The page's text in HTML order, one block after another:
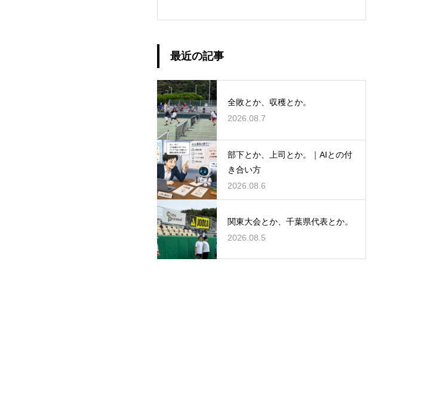
最近の記事
全敗とか、収穫とか。
2026.08.7
部下とか、上司とか。｜AIとの付
き合い方
2026.08.6
関東大会とか、千葉県代表とか。
2026.08.5